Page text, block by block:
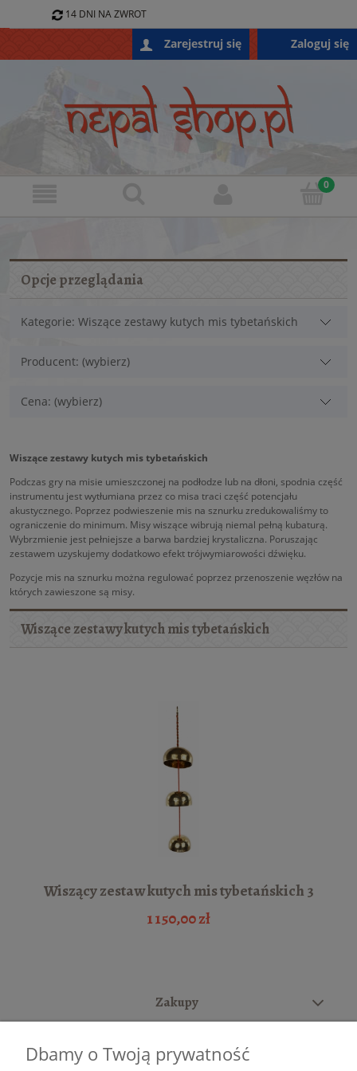
Zarejestruj się Zaloguj się
14 DNI NA ZWROT
Opcje przeglądania
Kategorie: Wiszące zestawy kutych mis tybetańskich
Producent: (wybierz)
Cena: (wybierz)
Wiszące zestawy kutych mis tybetańskich
Podczas gry na misie umieszczonej na podłodze lub na dłoni, spodnia część
instrumentu jest wytłumiana przez co misa traci część potencjału
akustycznego. Poprzez podwieszenie mis na sznurku zredukowaliśmy to
ograniczenie do minimum. Misy wiszące wibrują niemal pełną kubaturą.
Wybrzmienie jest pełniejsze a barwa bardziej krystaliczna. Poruszając
zestawem uzyskujemy dodatkowo efekt trójwymiarowości dźwięku.
Pozycje mis na sznurku można regulować poprzez przenoszenie węzłów na
których zawieszone są misy.
Wiszące zestawy kutych mis tybetańskich
Wiszący zestaw kutych mis tybetańskich 3
1 150,00 zł
Zakupy
Dbamy o Twoją prywatność